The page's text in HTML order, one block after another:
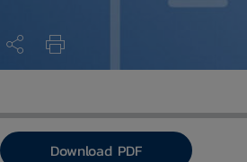
Download PDF